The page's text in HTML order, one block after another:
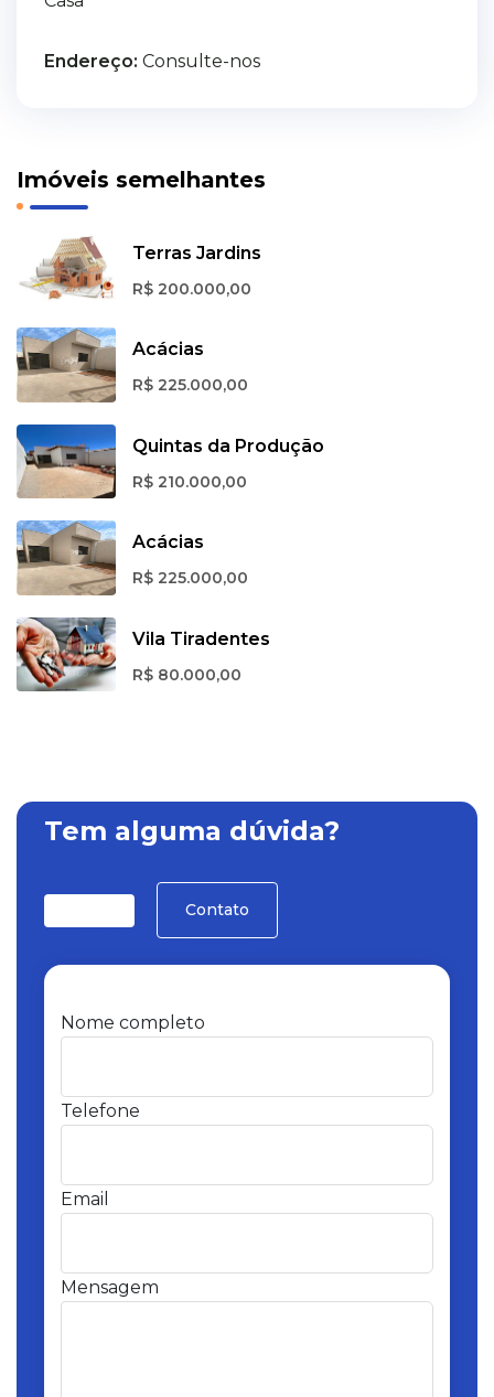
Endereço: Consulte-nos
Imóveis semelhantes
Terras Jardins
R$ 200.000,00
Acácias
R$ 225.000,00
Quintas da Produção
R$ 210.000,00
Acácias
R$ 225.000,00
Vila Tiradentes
R$ 80.000,00
Tem alguma dúvida?
Contato
Nome completo
Telefone
Email
Mensagem